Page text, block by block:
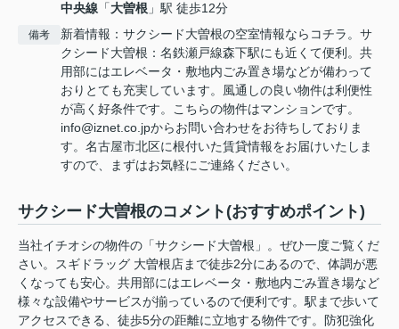
中央線 「大曽根 」駅 徒歩12分
備考
新着情報：サクシード大曽根の空室情報ならコチラ。サ
クシード大曽根：名鉄瀬戸線森下駅にも近くて便利。共
用部にはエレベータ・敷地内ごみ置き場などが備わって
おりとても充実しています。風通しの良い物件は利便性
が高く好条件です。こちらの物件はマンションです。
info@iznet.co.jpからお問い合わせをお待ちしておりま
す。名古屋市北区に根付いた賃貸情報をお届けいたしま
すので、まずはお気軽にご連絡ください。
サクシード大曽根のコメント(おすすめポイント)
当社イチオシの物件の「サクシード大曽根」。ぜひ一度ご覧くだ
さい。スギドラッグ 大曽根店まで徒歩2分にあるので、体調が悪
くなっても安心。共用部にはエレベータ・敷地内ごみ置き場など
様々な設備やサービスが揃っているので便利です。駅まで歩いて
アクセスできる、徒歩5分の距離に立地する物件です。防犯強化